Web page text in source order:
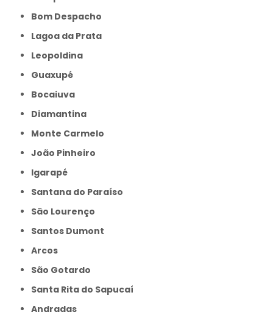
Bom Despacho
Lagoa da Prata
Leopoldina
Guaxupé
Bocaiuva
Diamantina
Monte Carmelo
João Pinheiro
Igarapé
Santana do Paraíso
São Lourenço
Santos Dumont
Arcos
São Gotardo
Santa Rita do Sapucaí
Andradas